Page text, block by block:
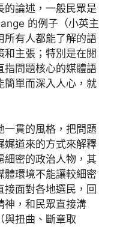
的論述，一般民眾是
的例子（小英主
所有人都能了解的語
和主張；特別是在閱
指問題核心的媒體語
簡單而深入人心，就
一貫的風格，把問題
娓道來的方式來解釋
細密的政治人物，其
體環境不能讓較細密
接面對各地選民，回
神，和民眾直接溝
與扭曲、斷章取